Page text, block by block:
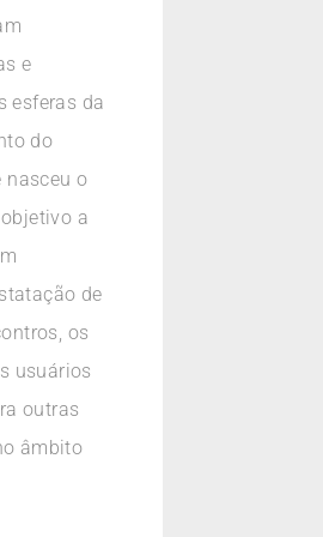
e
esferas da
do
nasceu o
a
de
os
usuários
outras
âmbito